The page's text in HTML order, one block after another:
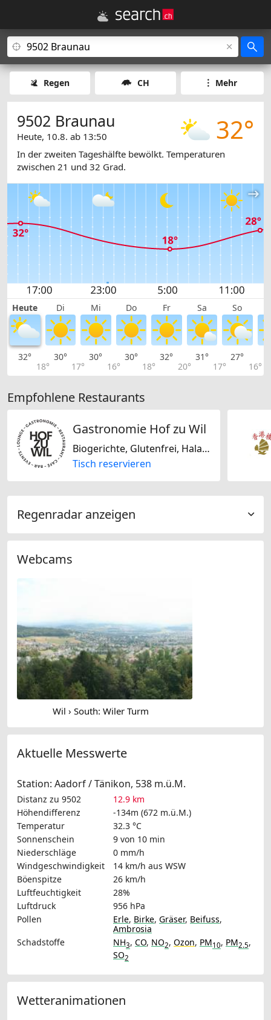
Regen CH Mehr
32°
9502 Braunau
Heute, 10.8. ab 13:50
In der zweiten Tageshälfte bewölkt. Temperaturen
zwischen 21 und 32 Grad.
Heute Di Mi Do Fr Sa So
32°
18°
30°
17°
30°
16°
30°
18°
32°
20°
31°
17°
27°
16°
Empfohlene Restaurants
Gastronomie Hof zu Wil
Biogerichte, Glutenfrei, Halal, Jain-vegetarisch, Laktosefrei, Nur vegan, Nur vegetarisch, Nussfrei, Sojafrei, Französisch, Italienisch, Deutsch, Schweizerisch
Tisch reservieren
Regenradar anzeigen
Webcams
Wil › South: Wiler Turm
Aktuelle Messwerte
Station: Aadorf / Tänikon, 538 m.ü.M.
Distanz zu 9502
12.9 km
Höhendifferenz
-134m (672 m.ü.M.)
Temperatur
32.3 °C
Sonnenschein
9 von 10 min
Niederschläge
0 mm/h
Windgeschwindigkeit
14 km/h aus WSW
Böenspitze
26 km/h
Luftfeuchtigkeit
28%
Luftdruck
956 hPa
Pollen
Erle, Birke, Gräser, Beifuss,
Ambrosia
Schadstoffe
NH3, CO, NO2, Ozon, PM10, PM2.5,
SO2
Wetteranimationen